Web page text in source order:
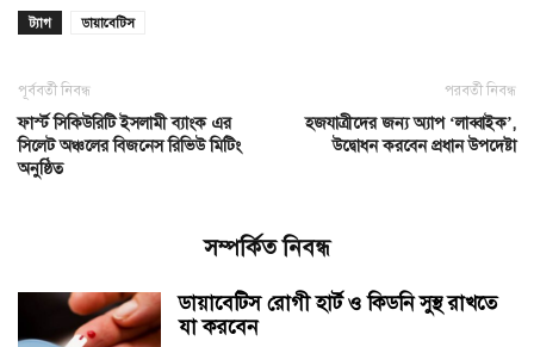
ট্যাগ ডায়াবেটিস
পূর্ববর্তী নিবন্ধ
ফার্স্ট সিকিউরিটি ইসলামী ব্যাংক এর
সিলেট অঞ্চলের বিজনেস রিভিউ মিটিং
অনুষ্ঠিত
পরবর্তী নিবন্ধ
হজযাত্রীদের জন্য অ্যাপ ‘লাব্বাইক’,
উদ্বোধন করবেন প্রধান উপদেষ্টা
সম্পর্কিত নিবন্ধ
ডায়াবেটিস রোগী হার্ট ও কিডনি সুস্থ রাখতে
যা করবেন